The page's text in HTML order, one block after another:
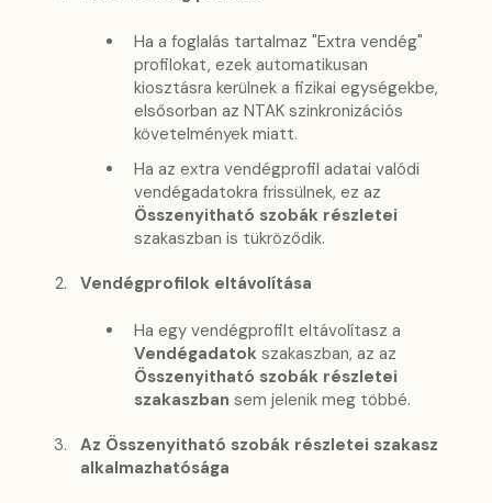
Ha a foglalás tartalmaz "Extra vendég"
profilokat, ezek automatikusan
kiosztásra kerülnek a fizikai egységekbe,
elsősorban az NTAK szinkronizációs
követelmények miatt.
Ha az extra vendégprofil adatai valódi
vendégadatokra frissülnek, ez az
Összenyitható szobák részletei
szakaszban is tükröződik.
Vendégprofilok eltávolítása
Ha egy vendégprofilt eltávolítasz a
Vendégadatok szakaszban, az az
Összenyitható szobák részletei
szakaszban sem jelenik meg többé.
Az Összenyitható szobák részletei szakasz
alkalmazhatósága